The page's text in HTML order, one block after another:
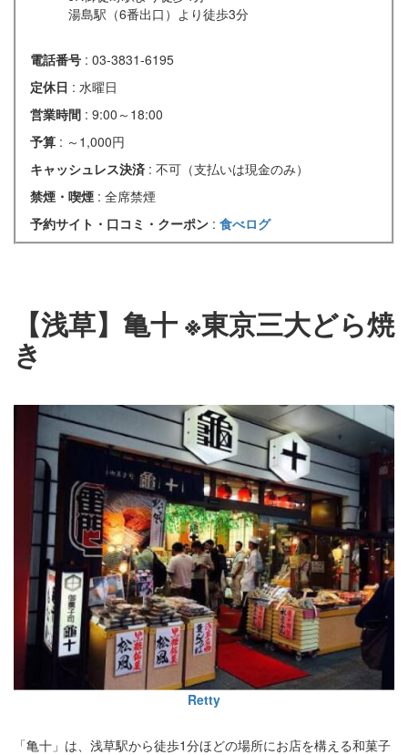
湯島駅（6番出口）より徒歩3分
電話番号 : 03-3831-6195
定休日 : 水曜日
営業時間 : 9:00～18:00
予算 : ～1,000円
キャッシュレス決済 : 不可（支払いは現金のみ）
禁煙・喫煙 : 全席禁煙
予約サイト・口コミ・クーポン : 食べログ
【浅草】亀十 ※東京三大どら焼
き
Retty
「亀十」は、浅草駅から徒歩1分ほどの場所にお店を構える和菓子